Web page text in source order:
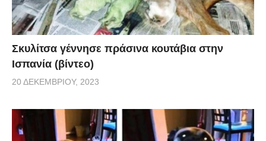
Σκυλίτσα γέννησε πράσινα κουτάβια στην
Ισπανία (βίντεο)
20 ΔΕΚΕΜΒΡΊΟΥ, 2023